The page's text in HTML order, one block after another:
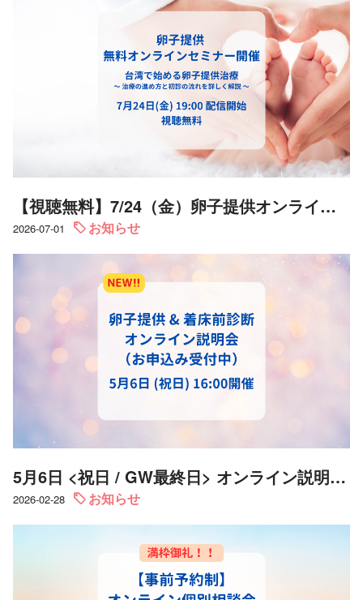
【視聴無料】7/24（金）卵子提供オンライン配信開催
2026-07-01 お知らせ
5月6日 <祝日 / GW最終日> オンライン説明会開催のご案内
2026-02-28 お知らせ